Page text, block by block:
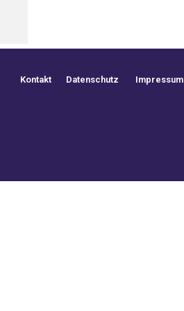
Kontakt Datenschutz Impressum